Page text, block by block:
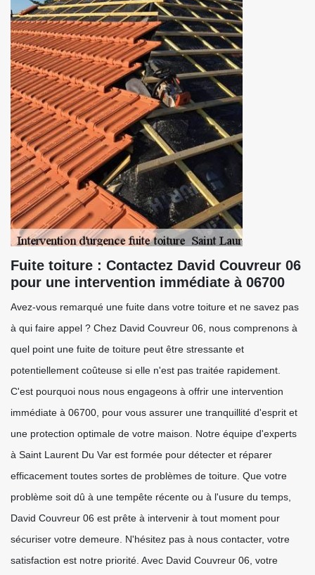
Fuite toiture : Contactez David Couvreur 06
pour une intervention immédiate à 06700
Avez-vous remarqué une fuite dans votre toiture et ne savez pas
à qui faire appel ? Chez David Couvreur 06, nous comprenons à
quel point une fuite de toiture peut être stressante et
potentiellement coûteuse si elle n'est pas traitée rapidement.
C'est pourquoi nous nous engageons à offrir une intervention
immédiate à 06700, pour vous assurer une tranquillité d'esprit et
une protection optimale de votre maison. Notre équipe d'experts
à Saint Laurent Du Var est formée pour détecter et réparer
efficacement toutes sortes de problèmes de toiture. Que votre
problème soit dû à une tempête récente ou à l'usure du temps,
David Couvreur 06 est prête à intervenir à tout moment pour
sécuriser votre demeure. N'hésitez pas à nous contacter, votre
satisfaction est notre priorité. Avec David Couvreur 06, votre